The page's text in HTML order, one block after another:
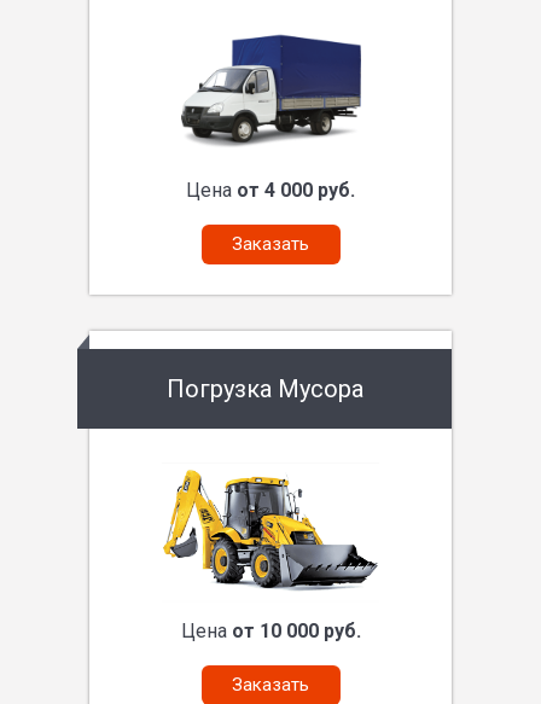
Цена от 4 000 руб.
Заказать
Погрузка Мусора
Цена от 10 000 руб.
Заказать